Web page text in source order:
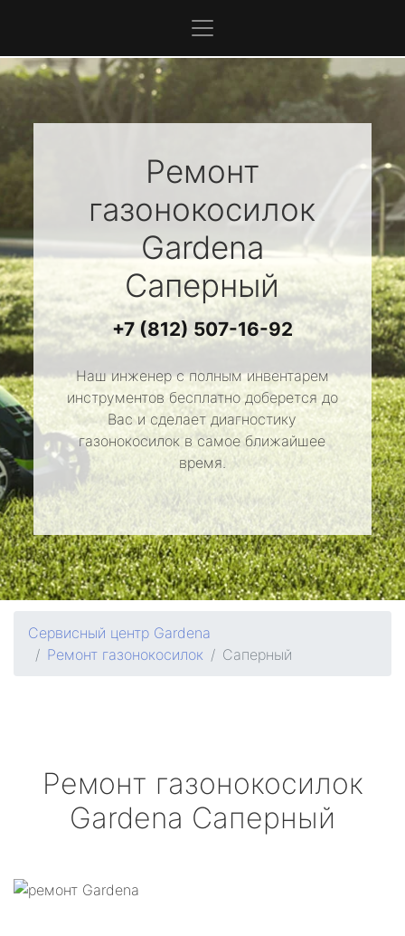
Ремонт
газонокосилок
Gardena
Саперный
+7 (812) 507-16-92
Наш инженер с полным инвентарем
инструментов бесплатно доберется до
Вас и сделает диагностику
газонокосилок в самое ближайшее
время.
Сервисный центр Gardena
Ремонт газонокосилок
Саперный
Ремонт газонокосилок
Gardena Саперный